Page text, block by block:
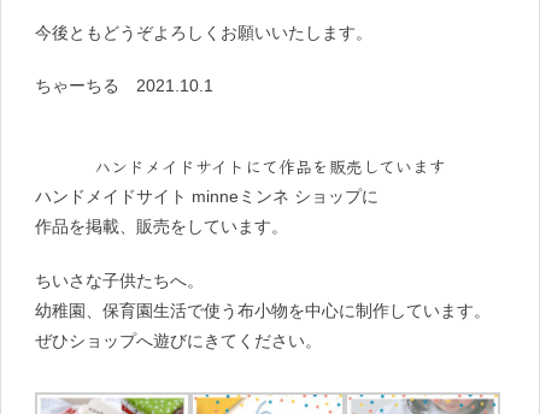
今後ともどうぞよろしくお願いいたします。
ちゃーちる 2021.10.1
ハンドメイドサイトにて作品を販売しています
ハンドメイドサイト minneミンネ ショップに
作品を掲載、販売をしています。
ちいさな子供たちへ。
幼稚園、保育園生活で使う布小物を中心に制作しています。
ぜひショップへ遊びにきてください。